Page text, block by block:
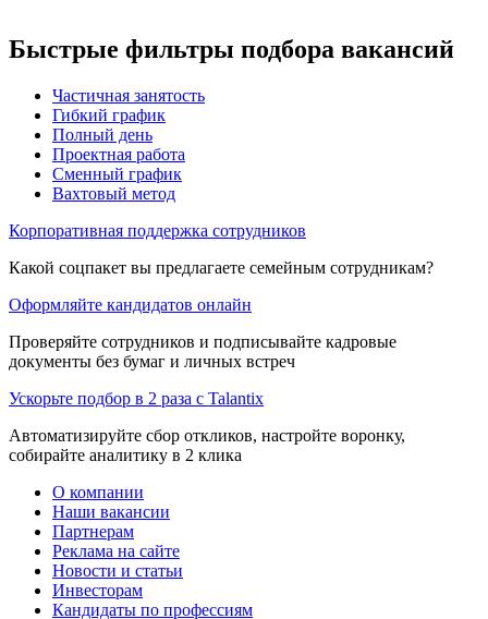
Быстрые фильтры подбора вакансий
Частичная занятость
Гибкий график
Полный день
Проектная работа
Сменный график
Вахтовый метод
Корпоративная поддержка сотрудников
Какой соцпакет вы предлагаете семейным сотрудникам?
Оформляйте кандидатов онлайн
Проверяйте сотрудников и подписывайте кадровые
документы без бумаг и личных встреч
Ускорьте подбор в 2 раза с Talantix
Автоматизируйте сбор откликов, настройте воронку,
собирайте аналитику в 2 клика
О компании
Наши вакансии
Партнерам
Реклама на сайте
Новости и статьи
Инвесторам
Кандидаты по профессиям